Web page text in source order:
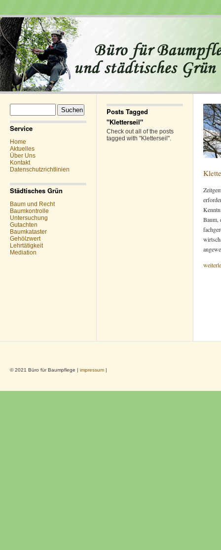
nach:
Service
Home
Aktuelles
Über Uns
Kontakt
Datenschutzrichtlinien
Städtisches Grün
Baum und Recht
Baumkontrolle
Untersuchung
Gutachten
Baumkataster
Gehölzwert
Lehrtätigkeit
Mediation
Posts Tagged
"Kletterseil"
Check out all of the posts
tagged with "Kletterseil".
Baum,
© 2021 Büro für Baumpflege | impressum |